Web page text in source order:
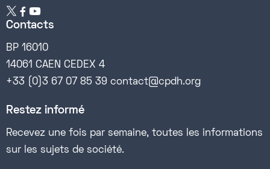
 
Contacts
BP 16010
14061 CAEN CEDEX 4
+33 (0)3 67 07 85 39 contact@cpdh.org
Restez informé
Recevez une fois par semaine, toutes les informations
sur les sujets de société.